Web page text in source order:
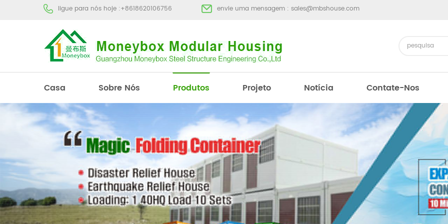
ligue para nós hoje :+8618620106756 envie uma mensagem : sales@mbshouse.com
Casa Sobre Nós Produtos Projeto Notícia Contate-Nos